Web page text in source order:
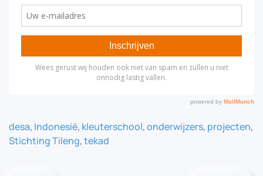
desa, Indonesië, kleuterschool,onderwijzers, projecten,
Stichting Tileng,tekad